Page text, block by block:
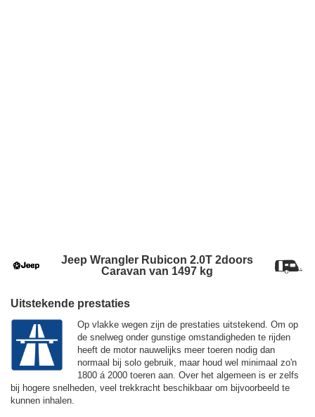
Jeep Wrangler Rubicon 2.0T 2doors
Caravan van 1497 kg
Uitstekende prestaties
Op vlakke wegen zijn de prestaties uitstekend. Om op
de snelweg onder gunstige omstandigheden te rijden
heeft de motor nauwelijks meer toeren nodig dan
normaal bij solo gebruik, maar houd wel minimaal zo'n
1800 á 2000 toeren aan. Over het algemeen is er zelfs
bij hogere snelheden, veel trekkracht beschikbaar om bijvoorbeeld te
kunnen inhalen.